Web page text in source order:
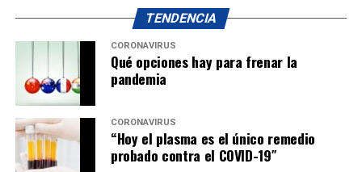
TENDENCIA
CORONAVIRUS
Qué opciones hay para frenar la
pandemia
CORONAVIRUS
“Hoy el plasma es el único remedio
probado contra el COVID-19″